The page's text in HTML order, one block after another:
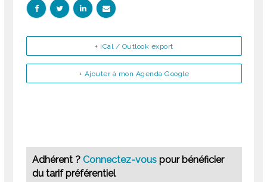
+ Ajouter à mon Agenda Google
+ iCal / Outlook export
Adhérent ?Connectez-vouspour bénéficier
du tarif préférentiel